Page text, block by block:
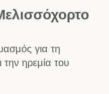
για τη
ηρεμία του